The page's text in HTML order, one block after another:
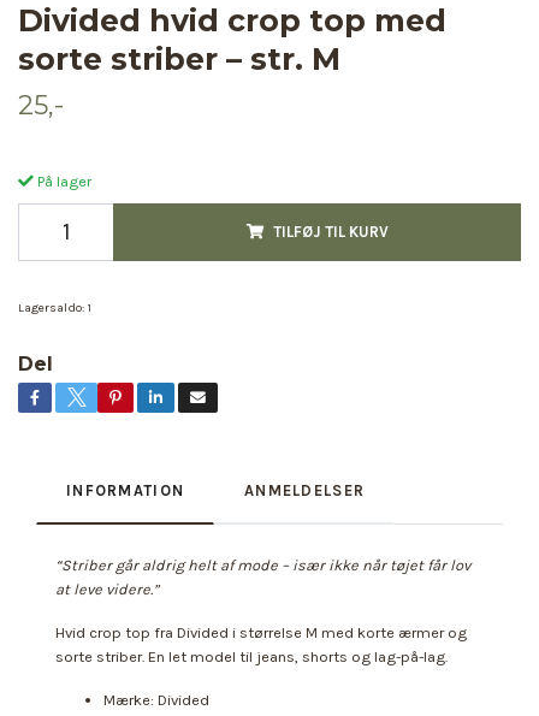
Divided hvid crop top med
sorte striber – str. M
25,-
På lager
TILFØJ TIL KURV
Lagersaldo: 1
Del
INFORMATION ANMELDELSER
“Striber går aldrig helt af mode – især ikke når tøjet får lov
at leve videre.”
Hvid crop top fra Divided i størrelse M med korte ærmer og
sorte striber. En let model til jeans, shorts og lag-på-lag.
Mærke: Divided